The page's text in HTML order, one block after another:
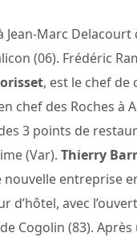
Jean-Marc Delacourt
(06). Frédéric
, est le chef de
chef des Roches à
3 points de
(Var). Thierry
entreprise
d’hôtel, avec
Cogolin (83).